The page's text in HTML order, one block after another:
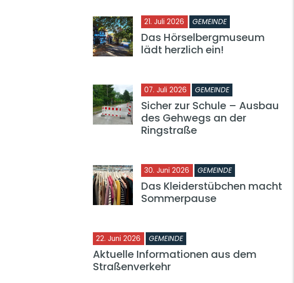
21. Juli 2026 GEMEINDE
Das Hörselbergmuseum
lädt herzlich ein!
07. Juli 2026 GEMEINDE
Sicher zur Schule – Ausbau
des Gehwegs an der
Ringstraße
30. Juni 2026 GEMEINDE
Das Kleiderstübchen macht
Sommerpause
22. Juni 2026 GEMEINDE
Aktuelle Informationen aus dem
Straßenverkehr